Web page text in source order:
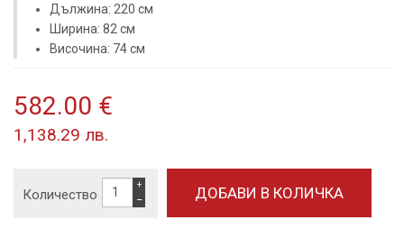
Дължина: 220 см
Ширина: 82 см
Височина: 74 см
582.00 €
1,138.29 лв.
Количество −
+